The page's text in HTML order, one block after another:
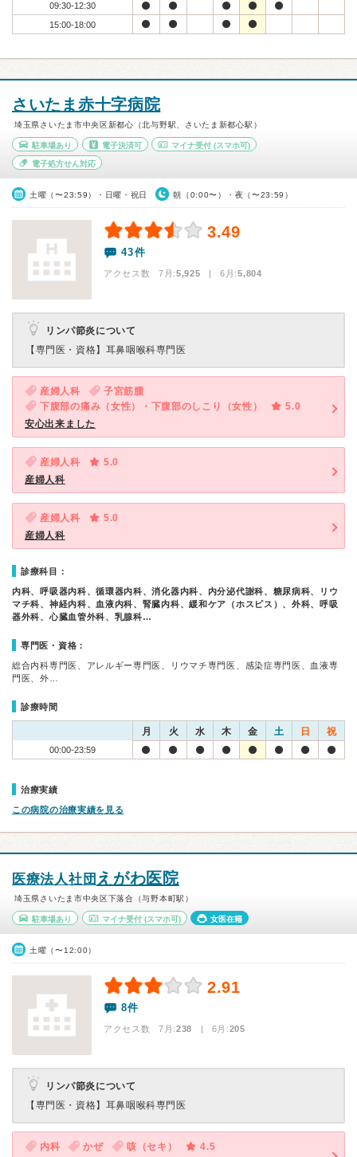
09:30-12:30
15:00-18:00
さいたま赤十字病院
埼玉県さいたま市中央区新都心（北与野駅、さいたま新都心駅）
駐車場あり 電子決済可 マイナ受付 (スマホ可)
電子処方せん対応
土曜（〜23:59）・日曜・祝日 朝（0:00〜）・夜（〜23:59）
3.49
43件
アクセス数 7月:5,925 | 6月:5,804
リンパ節炎について
【専門医・資格】 耳鼻咽喉科専門医
産婦人科
子宮筋腫
下腹部の痛み（女性）・下腹部のしこり（女性）
5.0
安心出来ました
産婦人科
5.0
産婦人科
産婦人科
5.0
産婦人科
診療科目：
内科、呼吸器内科、循環器内科、消化器内科、内分泌代謝科、糖尿病科、リウ
マチ科、神経内科、血液内科、腎臓内科、緩和ケア（ホスピス）、外科、呼吸
器外科、心臓血管外科、乳腺科…
専門医・資格：
総合内科専門医、アレルギー専門医、リウマチ専門医、感染症専門医、血液専
門医、外…
診療時間
月 火 水 木 金 土 日 祝
00:00-23:59
治療実績
この病院の治療実績を見る
医療法人社団 えがわ医院
埼玉県さいたま市中央区下落合（与野本町駅）
駐車場あり マイナ受付(スマホ可) 女医在籍
土曜（〜12:00）
2.91
8件
アクセス数 7月:238 | 6月:205
リンパ節炎について
【専門医・資格】 耳鼻咽喉科専門医
内科 かぜ 咳（セキ）
4.5